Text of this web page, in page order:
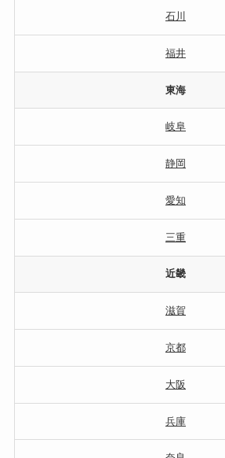
石川
福井
東海
岐阜
静岡
愛知
三重
近畿
滋賀
京都
大阪
兵庫